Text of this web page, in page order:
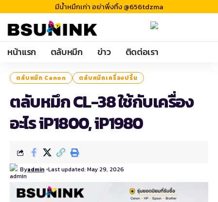
มีน้ำหมึกเก่า อย่าพึ่งทิ้ง @656tdzma
หน้าแรก ตลับหมึก ข่าว ติดต่อเรา
ตลับหมึก Canon ตลับหมึกเครื่องปริ้น
ตลับหมึก CL-38 ใช้กับเครื่อง
อะไร iP1800, iP1980
Byadmin Last updated: May 29, 2026